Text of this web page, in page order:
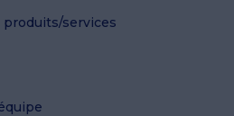
produits/services